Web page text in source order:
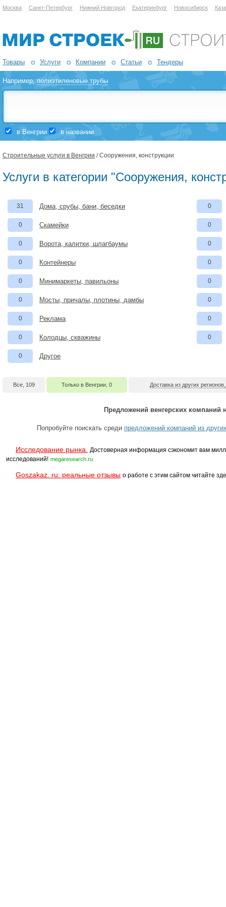
Москва Санкт-Петербург Нижний Новгород Екатеринбург Новосибирск
Товары Услуги Компании Статьи Тендеры
Например,полиэтиленовые трубы
в Венгрии в названии
Строительные услуги в Венгрии / Сооружения, конструкции
Услуги в категории "Сооружения,
31 Дома, срубы, бани, беседки 0
0 Скамейки 0
0 Ворота, калитки, шлагбаумы 0
0 Контейнеры 0
0 Минимаркеты, павильоны 0
0 Мосты, причалы, плотины, дамбы 0
0 Реклама 0
0 Колодцы, скважины 0
0 Другое
Все, 109 Только в Венгрии, 0 Доставка из других
Предложений венгерских компаний
Попробуйте поискать среди предложений компаний из
Исследование рынка.
Достоверная информация сэкономит вам
исследований! megaresearch.ru
Goszakaz. ru: реальные отзывы о работе с этим сайтом читайте